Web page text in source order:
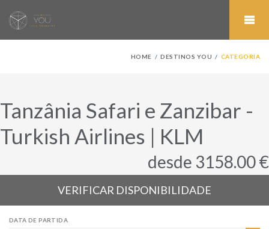
HOME DESTINOS YOU CATEGORIA
Tanzânia Safari e Zanzibar -
Turkish Airlines | KLM
desde 3158.00 €
VERIFICAR DISPONIBILIDADE
DATA DE PARTIDA